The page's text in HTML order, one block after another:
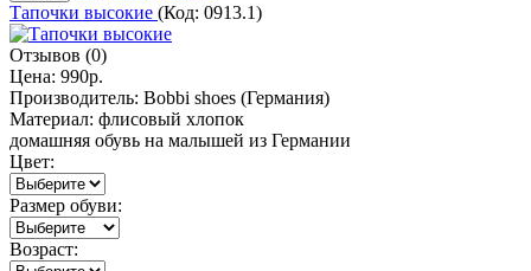
Тапочки высокие (Код: 0913.1)
Отзывов (0)
Цена: 990р.
Производитель: Bobbi shoes (Германия)
Материал: флисовый хлопок
домашняя обувь на малышей из Германии
Цвет:
Размер обуви:
Возраст: